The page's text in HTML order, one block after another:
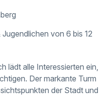
von 6 bis 12
lädt alle Interessierten ein,
Der markante Turm
der Stadt und